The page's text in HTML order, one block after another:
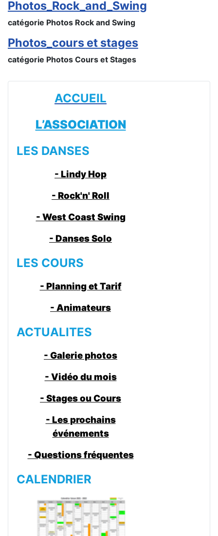
ACCUEIL
L’ASSOCIATION
LES DANSES
- Lindy Hop
- Rock'n' Roll
- West Coast Swing
- Danses Solo
LES COURS
- Planning et Tarif
- Animateurs
ACTUALITES
- Galerie photos
- Vidéo du mois
- Stages ou Cours
- Les prochains
événements
- Questions fréquentes
CALENDRIER
Photos_Rock_and_Swing
catégorie Photos Rock and Swing
Photos_cours et stages
catégorie Photos Cours et Stages